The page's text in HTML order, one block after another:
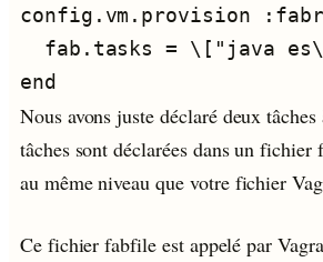
config.vm.provision
fab.tasks = \["java
Nous avons juste déclaré deux tâches
tâches sont déclarées dans un fichier
au même niveau que votre fichier
Ce fichier fabfile est appelé par